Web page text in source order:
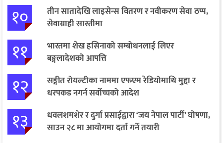
१०
तीन सातादेखि लाइसेन्स वितरण र नवीकरण सेवा ठप्प,
सेवाग्राही सास्तीमा
११
भारतमा शेख हसिनाको सम्बोधनलाई लिएर
बङ्गलादेशको आपत्ति
१२
सङ्गीत रोयल्टीका नाममा एफएम रेडियोमाथि मुद्दा र
धरपकड नगर्न सर्वोच्चको आदेश
१३
धवलशमशेर र दुर्गा प्रसाईंद्वारा ‘जय नेपाल पार्टी’ घोषणा,
साउन २८ मा आयोगमा दर्ता गर्ने तयारी